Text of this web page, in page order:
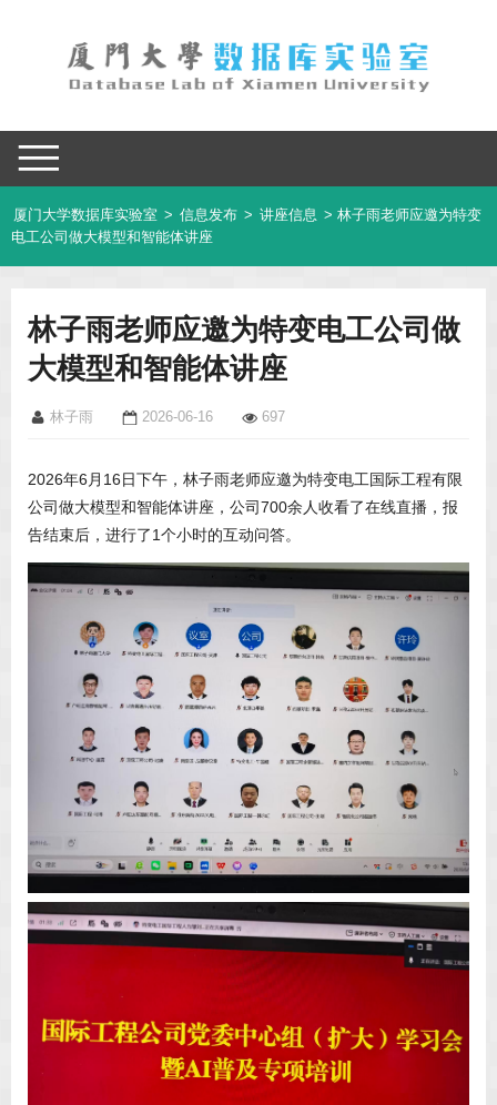
厦门大学数据库实验室 > 信息发布 > 讲座信息 > 林子雨老师应邀为特变
电工公司做大模型和智能体讲座
林子雨老师应邀为特变电工公司做
大模型和智能体讲座
林子雨 2026-06-16 697
2026年6月16日下午，林子雨老师应邀为特变电工国际工程有限
公司做大模型和智能体讲座，公司700余人收看了在线直播，报
告结束后，进行了1个小时的互动问答。